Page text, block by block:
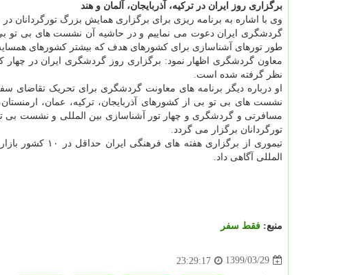
برگزاری روز ایران در ترکیه، آذربایجان، آلمان و هند
وی با اشاره به برنامه ریزی برای برگزاری همایش بزرگ
گردشگری ایران دعوت می نماییم و در حاشیه آن نشست های بی تو
طور تورهای آشناسازی برای کشورهای هدف که بیشتر کشورهای
معاون گردشگری اظهار نمود: برگزاری روز گردشگری ایران در چهار
نظر گرفته شده است.
او درباره دیگر برنامه های معاونت گردشگری برای تحریک
نشست های بی تو بی از کشورهای آذربایجان، ترکیه، عمان،
مسافرتی و گردشگری و چهار تور آشناسازی بین المللی و نشست بی
تورگردانان برگزار می گردد.
تیموری از
المللی آگاهی داد.
منبع: فقط سفر
1399/03/29
23:29:17